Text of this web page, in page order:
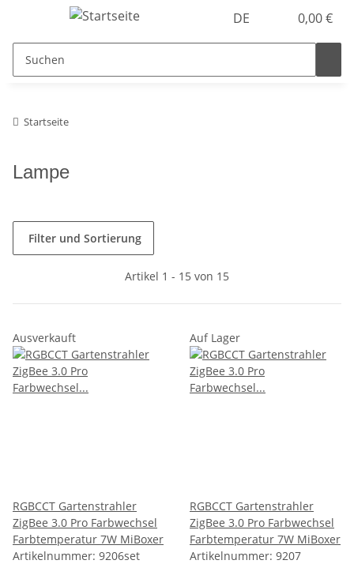
DE 0,00 €
Startseite
Lampe
Filter und Sortierung
Artikel 1 - 15 von 15
Ausverkauft
RGBCCT Gartenstrahler
ZigBee 3.0 Pro Farbwechsel
Farbtemperatur 7W MiBoxer
Artikelnummer: 9206set
Auf Lager
RGBCCT Gartenstrahler
ZigBee 3.0 Pro Farbwechsel
Farbtemperatur 7W MiBoxer
Artikelnummer: 9207